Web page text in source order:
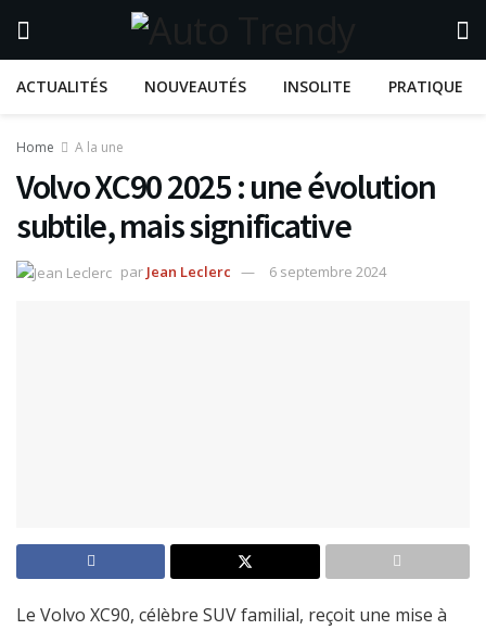
ACTUALITÉS NOUVEAUTÉS INSOLITE PRATIQUE
Home A la une
Volvo XC90 2025 : une évolution
subtile, mais significative
par Jean Leclerc 6 septembre 2024
Le Volvo XC90, célèbre SUV familial, reçoit une mise à